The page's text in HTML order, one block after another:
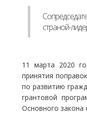
страной-
11 марта 2020
принятия
по развитию
грантовой
Основного закона